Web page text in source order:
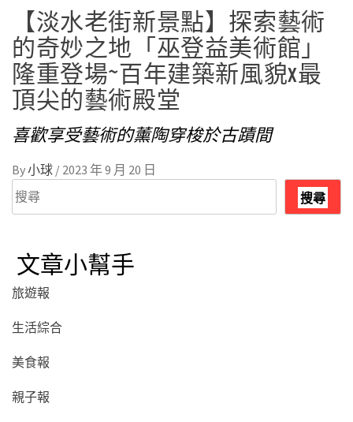
【淡水老街新景點】探索藝術
的奇妙之地「巫登益美術館」
隆重登場~百年建築新風貌x最
頂尖的藝術殿堂
喜歡享受藝術的薰陶穿梭於古蹟間
By小球 / 2023 年 9 月 20 日
搜
尋
搜尋
文章小幫手
旅遊報
生活綜合
美食報
親子報